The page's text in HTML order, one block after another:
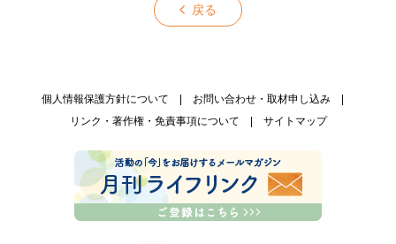
戻る
個人情報保護方針について
お問い合わせ・取材申し込み
リンク・著作権・免責事項について
サイトマップ